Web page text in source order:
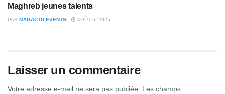
Maghreb jeunes talents
PAR MAGACTU EVENTS AOÛT 6, 2025
Laisser un commentaire
Votre adresse e-mail ne sera pas publiée.
Les champs